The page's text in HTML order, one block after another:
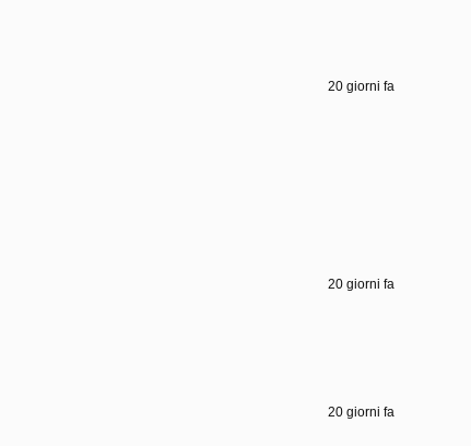
20 giorni fa
20 giorni fa
20 giorni fa